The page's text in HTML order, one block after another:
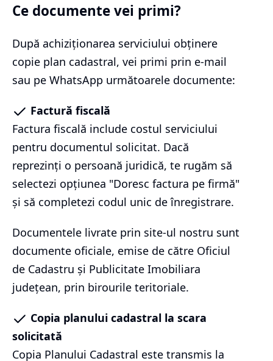
Ce documente vei primi?
După achiziționarea serviciului obținere
copie plan cadastral, vei primi prin e-mail
sau pe WhatsApp următoarele documente:
Factură fiscală
Factura fiscală include costul serviciului
pentru documentul solicitat. Dacă
reprezinți o persoană juridică, te rugăm să
selectezi opțiunea "Doresc factura pe firmă"
și să completezi codul unic de înregistrare.
Documentele livrate prin site-ul nostru sunt
documente oficiale, emise de către Oficiul
de Cadastru și Publicitate Imobiliara
județean, prin birourile teritoriale.
Copia planului cadastral la scara
solicitată
Copia Planului Cadastral este transmis la